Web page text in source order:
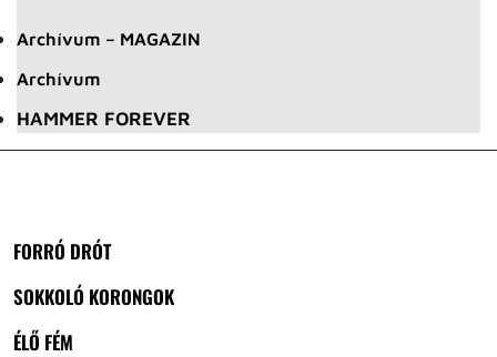
Archívum – MAGAZIN
Archívum
HAMMER FOREVER
FORRÓ DRÓT
SOKKOLÓ KORONGOK
ÉLŐ FÉM